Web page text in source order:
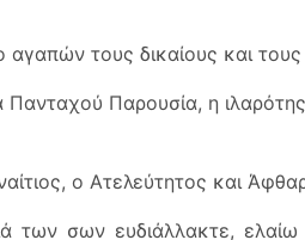
αγαπών τους δικαίους και
Παρουσία, η
ο Ατελεύτητος και
των σων ευδιάλλακτε, ελαίω